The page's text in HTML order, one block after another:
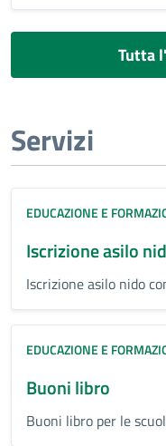
Tutta
Servizi
EDUCAZIONE E
Iscrizione asilo
Iscrizione asilo nido
EDUCAZIONE E
Buoni libro
Buoni libro per le